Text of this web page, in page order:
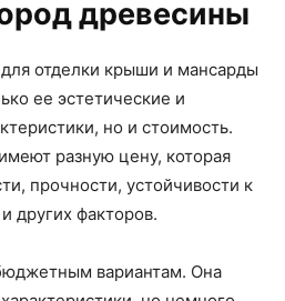
древесины
отделки крыши и мансарды
ее эстетические и
но и стоимость.
разную цену, которая
прочности, устойчивости к
других факторов.
вариантам. Она